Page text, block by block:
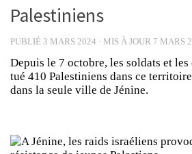
Palestiniens
PUBLIÉ 3 MARS 2024 · MIS À JOUR 7 MARS
Depuis le 7 octobre, les soldats et
tué 410 Palestiniens dans ce
dans la seule ville de Jénine.